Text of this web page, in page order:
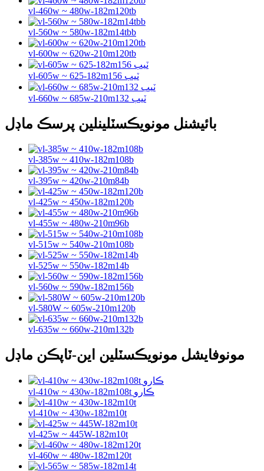
vl-460w ~ 480w-182m120tb
vl-560w ~ 580w-182m14tbb
vl-600w ~ 620w-210m120tb
vl-605w ~ 625-182m156 ٽيب
vl-660w ~ 685w-210m132 ٽيب
بائيشنل مونويڪسٽلينلين پرسڪ ماڊل
vl-385w ~ 410w-182m108b
vl-395w ~ 420w-210m84b
vl-425w ~ 450w-182m120b
vl-455w ~ 480w-210m96b
vl-515w ~ 540w-210m108b
vl-525w ~ 550w-182m14b
vl-560w ~ 590w-182m156b
vl-580W ~ 605w-210m120b
vl-635w ~ 660w-210m132b
مونوفايشل مونويڪسٽلين اين-ٽاپڪن ماڊل
vl-410w ~ 430w-182m108t ڪارو
vl-410w ~ 430w-182m10t
vl-425w ~ 445W-182m10t
vl-460w ~ 480w-182m120t